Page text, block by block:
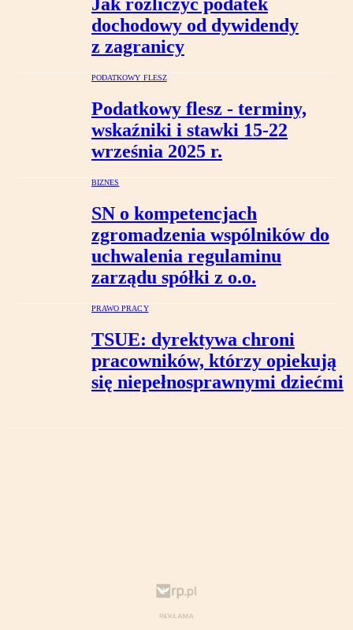
dochodowy od dywidendy
z zagranicy
PODATKOWY FLESZ
Podatkowy flesz - terminy,
wskaźniki i stawki 15-22
września 2025 r.
BIZNES
SN o kompetencjach
zgromadzenia wspólników do
uchwalenia regulaminu
zarządu spółki z o.o.
PRAWO PRACY
TSUE: dyrektywa chroni
pracowników, którzy opiekują
się niepełnosprawnymi dziećmi